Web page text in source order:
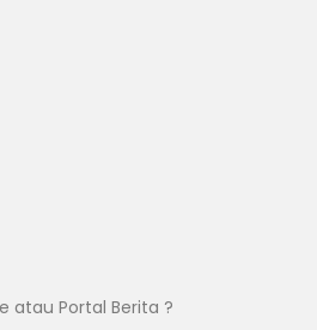
atau Portal Berita ?